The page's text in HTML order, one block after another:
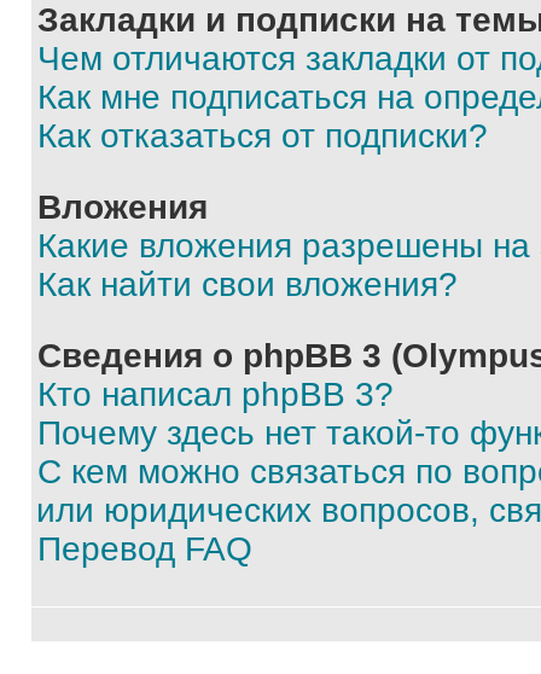
Закладки и подписки на
Чем отличаются закладки от
Как мне подписаться на
Как отказаться от подписки?
Вложения
Какие вложения разрешены
Как найти свои вложения?
Сведения о phpBB 3
Кто написал phpBB 3?
Почему здесь нет такой-то
С кем можно связаться по
или юридических вопросов,
Перевод FAQ